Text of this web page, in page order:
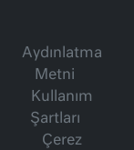
Aydınlatma
Metni
Kullanım
Şartları
Çerez